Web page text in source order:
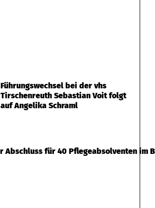
Führungswechsel bei der vhs
Tirschenreuth Sebastian Voit folgt
auf Angelika Schraml